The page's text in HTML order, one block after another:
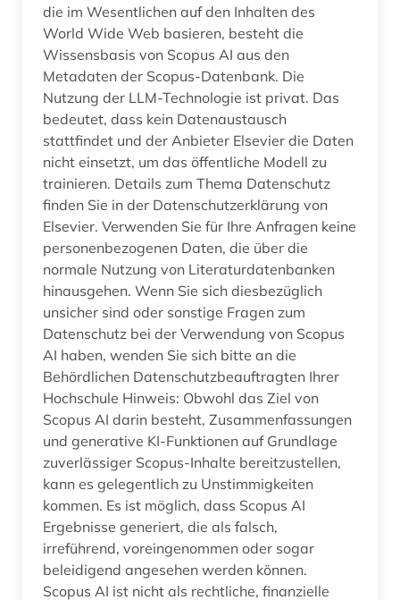
die im Wesentlichen auf den Inhalten des
World Wide Web basieren, besteht die
Wissensbasis von Scopus AI aus den
Metadaten der Scopus-Datenbank. Die
Nutzung der LLM-Technologie ist privat. Das
bedeutet, dass kein Datenaustausch
stattfindet und der Anbieter Elsevier die Daten
nicht einsetzt, um das öffentliche Modell zu
trainieren. Details zum Thema Datenschutz
finden Sie in der Datenschutzerklärung von
Elsevier. Verwenden Sie für Ihre Anfragen keine
personenbezogenen Daten, die über die
normale Nutzung von Literaturdatenbanken
hinausgehen. Wenn Sie sich diesbezüglich
unsicher sind oder sonstige Fragen zum
Datenschutz bei der Verwendung von Scopus
AI haben, wenden Sie sich bitte an die
Behördlichen Datenschutzbeauftragten Ihrer
Hochschule Hinweis: Obwohl das Ziel von
Scopus AI darin besteht, Zusammenfassungen
und generative KI-Funktionen auf Grundlage
zuverlässiger Scopus-Inhalte bereitzustellen,
kann es gelegentlich zu Unstimmigkeiten
kommen. Es ist möglich, dass Scopus AI
Ergebnisse generiert, die als falsch,
irreführend, voreingenommen oder sogar
beleidigend angesehen werden können.
Scopus AI ist nicht als rechtliche, finanzielle